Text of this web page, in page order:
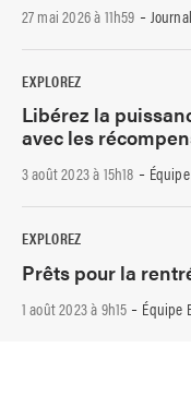
27 mai 2026 à 11h59 -
EXPLOREZ
Libérez la
avec les
3 août 2023 à 15h18 -
EXPLOREZ
Prêts pour la
1 août 2023 à 9h15 - Équipe